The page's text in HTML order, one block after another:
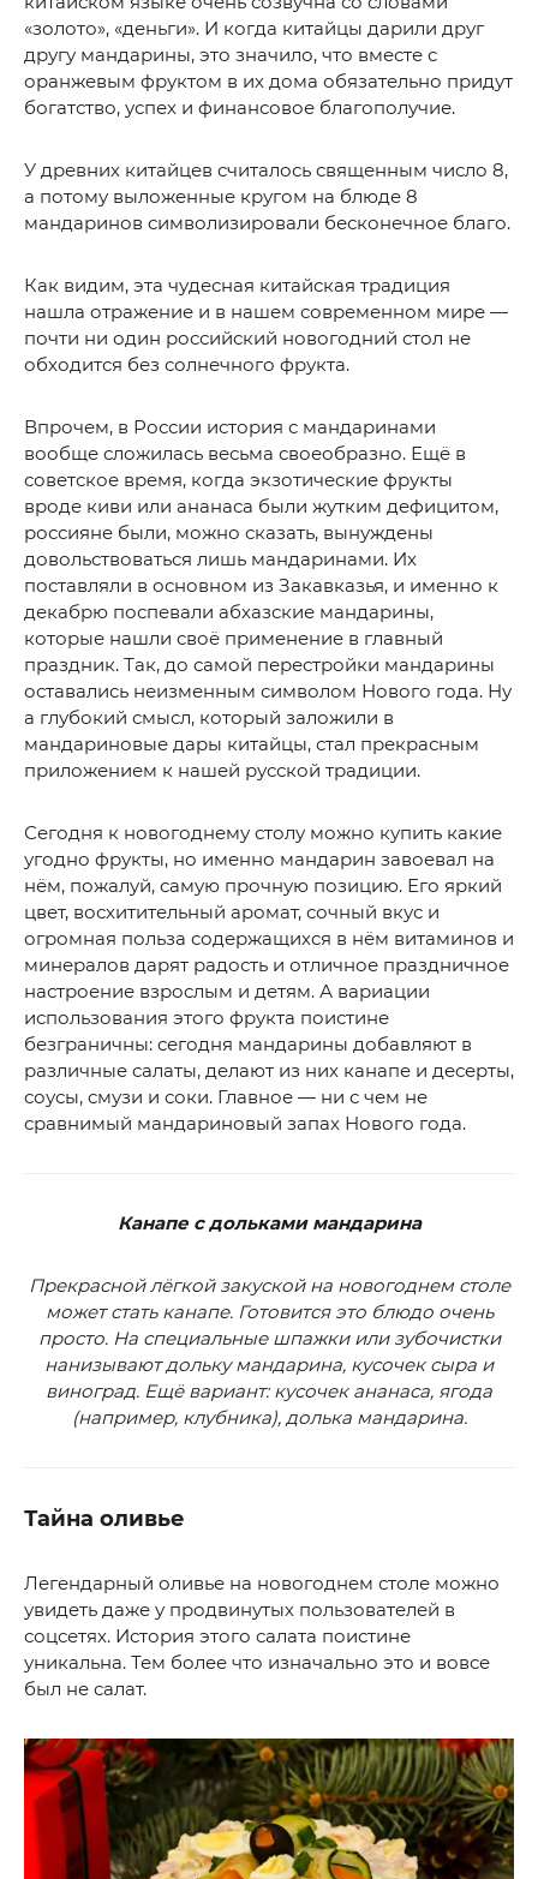
«золото», «деньги». И когда китайцы дарили друг
другу мандарины, это значило, что вместе с
оранжевым фруктом в их дома обязательно придут
богатство, успех и финансовое благополучие.
У древних китайцев считалось священным число 8,
а потому выложенные кругом на блюде 8
мандаринов символизировали бесконечное благо.
Как видим, эта чудесная китайская традиция
нашла отражение и в нашем современном мире —
почти ни один российский новогодний стол не
обходится без солнечного фрукта.
Впрочем, в России история с мандаринами
вообще сложилась весьма своеобразно. Ещё в
советское время, когда экзотические фрукты
вроде киви или ананаса были жутким дефицитом,
россияне были, можно сказать, вынуждены
довольствоваться лишь мандаринами. Их
поставляли в основном из Закавказья, и именно к
декабрю поспевали абхазские мандарины,
которые нашли своё применение в главный
праздник. Так, до самой перестройки мандарины
оставались неизменным символом Нового года. Ну
а глубокий смысл, который заложили в
мандариновые дары китайцы, стал прекрасным
приложением к нашей русской традиции.
Сегодня к новогоднему столу можно купить какие
угодно фрукты, но именно мандарин завоевал на
нём, пожалуй, самую прочную позицию. Его яркий
цвет, восхитительный аромат, сочный вкус и
огромная польза содержащихся в нём витаминов и
минералов дарят радость и отличное праздничное
настроение взрослым и детям. А вариации
использования этого фрукта поистине
безграничны: сегодня мандарины добавляют в
различные салаты, делают из них канапе и десерты,
соусы, смузи и соки. Главное — ни с чем не
сравнимый мандариновый запах Нового года.
Канапе с дольками мандарина
Прекрасной лёгкой закуской на новогоднем столе
может стать канапе. Готовится это блюдо очень
просто. На специальные шпажки или зубочистки
нанизывают дольку мандарина, кусочек сыра и
виноград. Ещё вариант: кусочек ананаса, ягода
(например, клубника), долька мандарина.
Тайна оливье
Легендарный оливье на новогоднем столе можно
увидеть даже у продвинутых пользователей в
соцсетях. История этого салата поистине
уникальна. Тем более что изначально это и вовсе
был не салат.